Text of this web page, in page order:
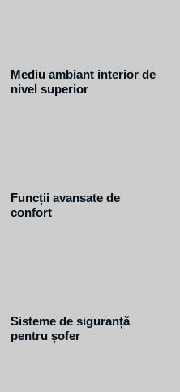
Mediu ambiant interior de
nivel superior
Funcții avansate de
confort
Sisteme de siguranță
pentru șofer